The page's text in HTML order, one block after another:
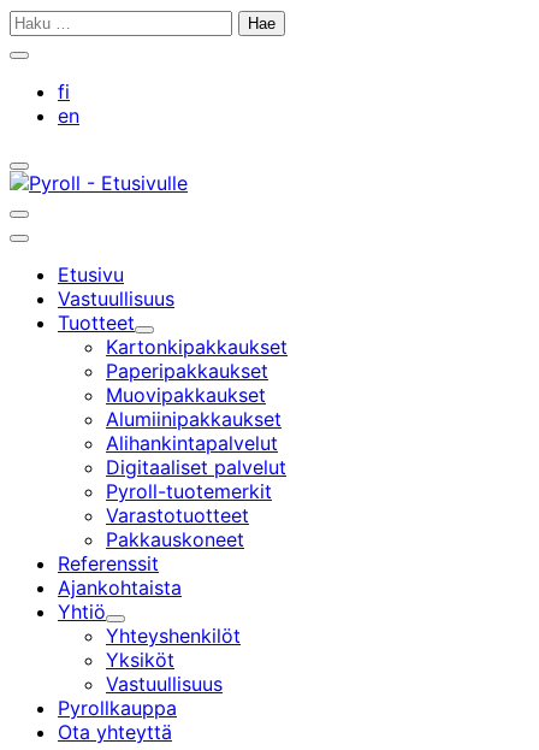
Siirry
Haku:
Sulje
hakupalkki
fi
en
Avaa/sulje
hakupalkki
Avaa/sulje
hakupalkki
Päävalikko
Etusivu
Vastuullisuus
Tuotteet
Alavalikko
Kartonkipakkaukset
Paperipakkaukset
Muovipakkaukset
Alumiinipakkaukset
Alihankintapalvelut
Digitaaliset palvelut
Pyroll-tuotemerkit
Varastotuotteet
Pakkauskoneet
Referenssit
Ajankohtaista
Yhtiö
Alavalikko
Yhteyshenkilöt
Yksiköt
Vastuullisuus
Pyrollkauppa
Ota yhteyttä